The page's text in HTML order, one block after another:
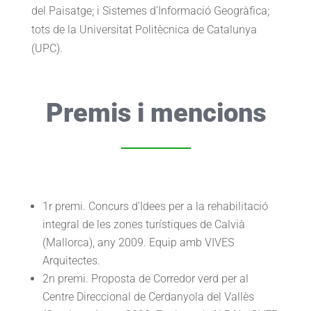
del Paisatge; i Sistemes d’Informació Geogràfica;
tots de la Universitat Politècnica de Catalunya
(UPC).
Premis i mencions
1r premi. Concurs d’Idees per a la rehabilitació
integral de les zones turístiques de Calvià
(Mallorca), any 2009. Equip amb VIVES
Arquitectes.
2n premi. Proposta de Corredor verd per al
Centre Direccional de Cerdanyola del Vallès